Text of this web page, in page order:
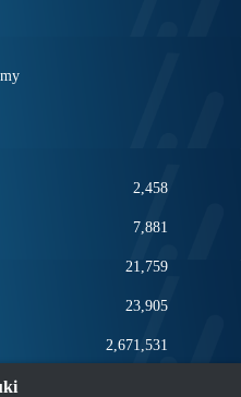
2,458
7,881
21,759
23,905
2,671,531